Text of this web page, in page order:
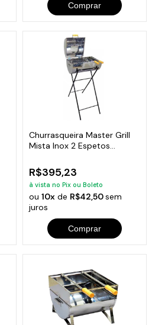
Comprar
Churrasqueira Master Grill
Mista Inox 2 Espetos
R$395,23
à vista no Pix ou Boleto
ou 10xde R$42,50sem
juros
Comprar